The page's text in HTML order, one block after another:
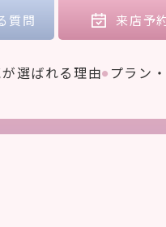
選ばれる理由 プラン
質問 来店予